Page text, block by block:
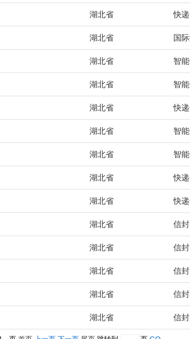
湖北省 快
湖北省 国
湖北省 智
湖北省 智
湖北省 快
湖北省 智
湖北省 智
湖北省 快
湖北省 快
湖北省 信封
湖北省 信封
湖北省 信封
湖北省 信封
湖北省 信封